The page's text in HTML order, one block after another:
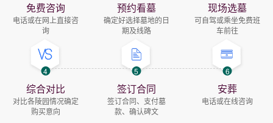
免费咨询
电话或在网上直接咨
询
预约看墓
确定好选择墓地的日
期及线路
现场选墓
可自驾或乘坐免费班
车前往
4
综合对比
对比各陵园情况确定
购买意向
5
签订合同
签订合同、支付墓
款、确认碑文
6
安葬
电话或在线咨询